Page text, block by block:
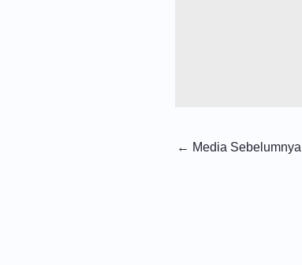
← Media Sebelumnya